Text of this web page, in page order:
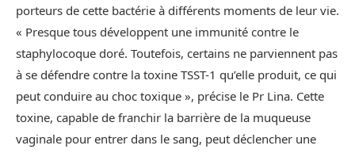
porteurs de cette bactérie à différents moments de leur vie.
« Presque tous développent une immunité contre le
staphylocoque doré. Toutefois, certains ne parviennent pas
à se défendre contre la toxine TSST-1 qu’elle produit, ce qui
peut conduire au choc toxique », précise le Pr Lina. Cette
toxine, capable de franchir la barrière de la muqueuse
vaginale pour entrer dans le sang, peut déclencher une